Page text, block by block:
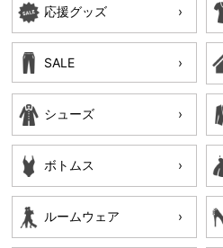
応援グッズ
SALE
シューズ
ボトムス
ルームウェア